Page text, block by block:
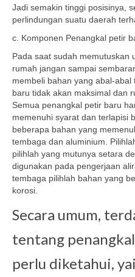
Jadi semakin tinggi posisinya,
perlindungan suatu daerah
c. Komponen Penangkal petir
Pada saat sudah memutuskan
rumah jangan sampai
membeli bahan yang abal-
baru tidak akan maksimal dan
Semua penangkal petir baru
memenuhi syarat dan terlapisi
beberapa bahan yang
tembaga dan aluminium.
pilihlah yang mutunya setara
digunakan pada pengerjaan
tembaga pilihlah bahan yang
korosi.
Secara umum,
tentang
perlu diketahui,